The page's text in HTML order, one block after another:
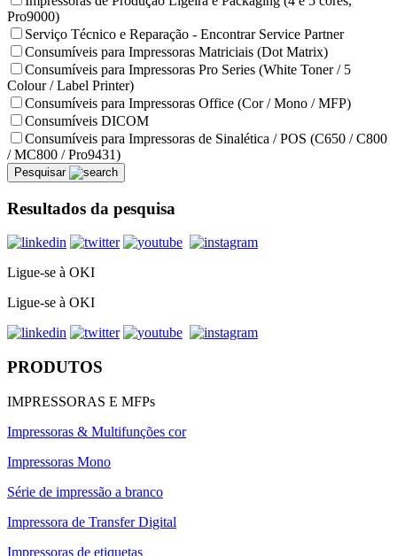
Pro9000)
Serviço Técnico e Reparação - Encontrar Service Partner
Consumíveis para Impressoras Matriciais (Dot Matrix)
Consumíveis para Impressoras Pro Series (White Toner / 5
Colour / Label Printer)
Consumíveis para Impressoras Office (Cor / Mono / MFP)
Consumíveis DICOM
Consumíveis para Impressoras de Sinalética / POS (C650 / C800
/ MC800 / Pro9431)
Pesquisar
Resultados da pesquisa
Ligue-se à OKI
Ligue-se à OKI
PRODUTOS
IMPRESSORAS E MFPs
Impressoras & Multifunções cor
Impressoras Mono
Série de impressão a branco
Impressora de Transfer Digital
Impressoras de etiquetas